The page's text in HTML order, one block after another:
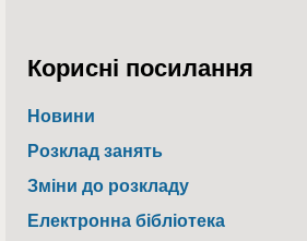
Корисні посилання
Новини
Розклад занять
Зміни до розкладу
Електронна бібліотека